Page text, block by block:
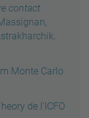
contact
Monte Carlo
de l'ICFO